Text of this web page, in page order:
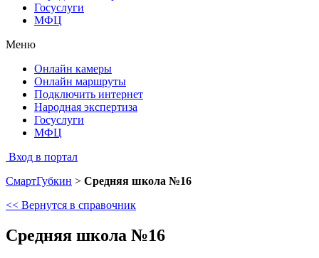
Госуслуги
МФЦ
Меню
Онлайн камеры
Онлайн маршруты
Подключить интернет
Народная экспертиза
Госуслуги
МФЦ
Вход в портал
СмартГубкин > Средняя школа №16
<< Вернутся в справочник
Средняя школа №16